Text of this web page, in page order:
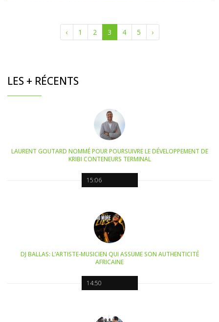
‹ 1 2 3 4 5 ›
LES + RÉCENTS
15:06
LAURENT GOUTARD NOMMÉ POUR POURSUIVRE LE DÉVELOPPEMENT DE
KRIBI CONTENEURS TERMINAL
14:50
DJ BALLAS: L’ARTISTE-MUSICIEN QUI ASSUME SON AUTHENTICITÉ
AFRICAINE